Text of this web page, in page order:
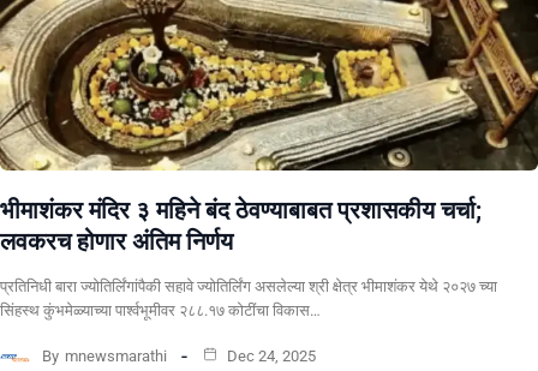
भीमाशंकर मंदिर ३ महिने बंद ठेवण्याबाबत प्रशासकीय चर्चा;
लवकरच होणार अंतिम निर्णय
प्रतिनिधी बारा ज्योतिर्लिंगांपैकी सहावे ज्योतिर्लिंग असलेल्या श्री क्षेत्र भीमाशंकर येथे २०२७ च्या
सिंहस्थ कुंभमेळ्याच्या पार्श्वभूमीवर २८८.१७ कोटींचा विकास…
By mnewsmarathi Dec 24, 2025